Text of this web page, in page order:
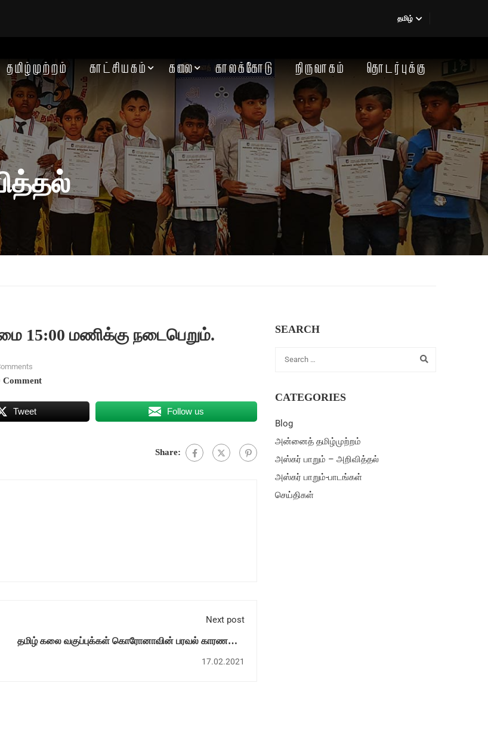
தமிழ்
காட்சியகம் கலை காலக்கோடு நிருவாகம் தொடர்புக்கு
15:00 மணிக்கு நடைபெறும்.
Comment
Tweet Follow us
Share:
Next post
தமிழ் கலை வகுப்புக்கள் கொரோனாவின் பரவல் காரணமாக
17.02.2021
SEARCH
CATEGORIES
Blog
அன்னைத் தமிழ்முற்றம்
அஸ்கர் பாறும் – அறிவித்தல்
அஸ்கர் பாறும்-பாடங்கள்
செய்திகள்